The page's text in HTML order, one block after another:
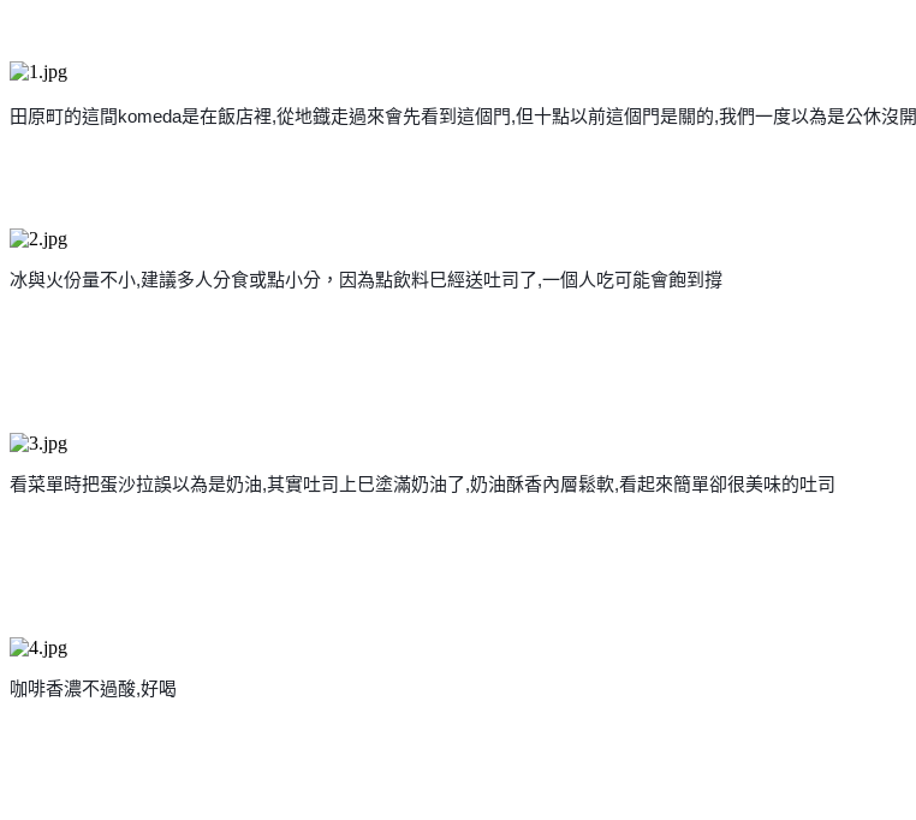
田原町的這間komeda是在飯店裡,從地鐡走過來會先看到這個門,但十點以前這個門是關的,我們一度以為是公休沒開
冰與火份量不小,建議多人分食或點小分，因為點飲料巳經送吐司了,一個人吃可能會飽到撐
看菜單時把蛋沙拉誤以為是奶油,其實吐司上巳塗滿奶油了,奶油酥香內層鬆軟,看起來簡單卻很美味的吐司
咖啡香濃不過酸,好喝